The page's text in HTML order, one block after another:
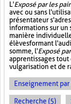
L'Exposé par les
avec ou sans
présentateur
informations sur un
manière
élèves formant
somme, l'Exposé
apprentissages
vulgarisation et de
Enseignement par
Recherche (5)